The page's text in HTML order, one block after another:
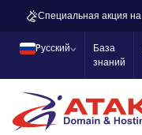
Специальная акция
Pусский
База
знаний